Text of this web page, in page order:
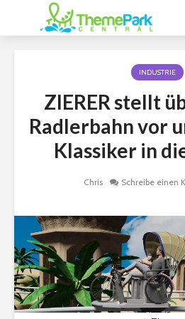
INDUSTRIE
ZIERER stellt
Radlerbahn vor
Klassiker in
Chris Schreibe einen